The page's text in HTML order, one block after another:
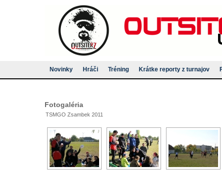
Novinky Hráči Tréning Krátke reporty z turnajov
Fotogaléria
TSMGO Zsambek 2011